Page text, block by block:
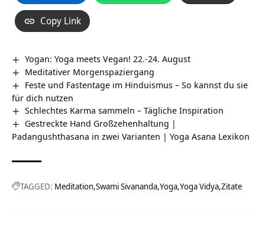
Copy Link
Yogan: Yoga meets Vegan! 22.-24. August
Meditativer Morgenspaziergang
Feste und Fastentage im Hinduismus – So kannst du sie
für dich nutzen
Schlechtes Karma sammeln – Tägliche Inspiration
Gestreckte Hand Großzehenhaltung |
Padangushthasana in zwei Varianten | Yoga Asana Lexikon
TAGGED: Meditation Swami Sivananda Yoga Yoga Vidya Zitate